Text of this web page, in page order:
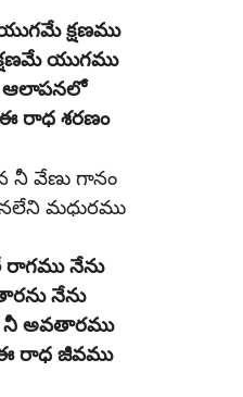
క్షణము
యుగము
రాధ శరణం
వేణు గానం
మధురము
రాగము నేను
నేను
అవతారము
రాధ జీవము